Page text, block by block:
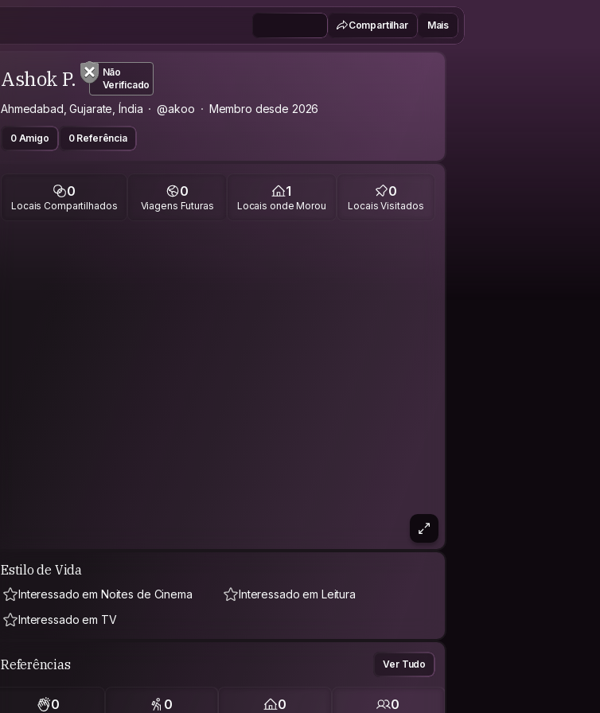
Compartilhar Mais
Ashok P.
Não
Verificado
Ahmedabad, Gujarate, Índia @akoo Membro desde 2026
0 Amigo 0 Referência
0
Locais Compartilhados
0
Viagens Futuras
1
Locais onde Morou
0
Locais Visitados
Estilo de Vida
Interessado em Noites de Cinema
Interessado em Leitura
Interessado em TV
Referências Ver Tudo
0 0 0 0